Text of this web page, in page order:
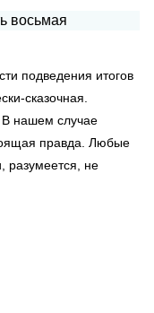
подведения итогов
сказочная.
В нашем случае
правда. Любые
разумеется, не